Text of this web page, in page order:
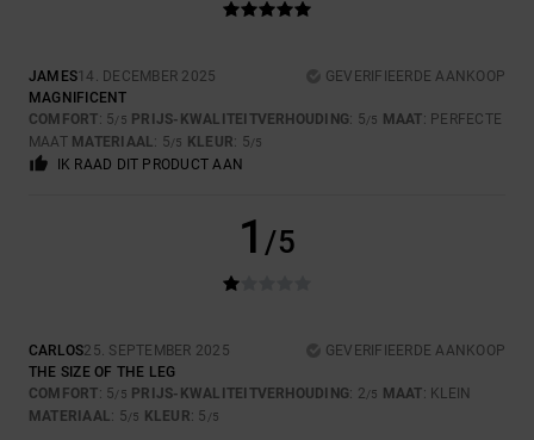
JAMES14. DECEMBER 2025
GEVERIFIEERDE AANKOOP
MAGNIFICENT
COMFORT: 5/5 PRIJS-KWALITEITVERHOUDING: 5/5 MAAT: PERFECTE
MAAT MATERIAAL: 5/5 KLEUR: 5/5
IK RAAD DIT PRODUCT AAN
1 /5
CARLOS25. SEPTEMBER 2025
GEVERIFIEERDE AANKOOP
THE SIZE OF THE LEG
COMFORT: 5/5 PRIJS-KWALITEITVERHOUDING: 2/5 MAAT: KLEIN
MATERIAAL: 5/5 KLEUR: 5 /5